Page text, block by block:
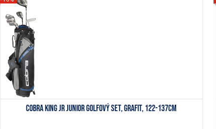
Cobra KING JR junior golfový set, grafit, 122-137cm